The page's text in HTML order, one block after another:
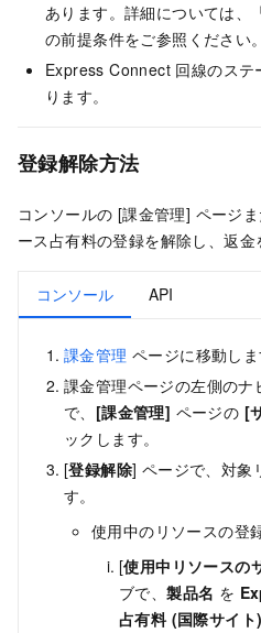
あります。詳細については、
の前提条件をご参照ください。
Express Connect 回線のス
ります。
登録解除方法
コンソールの [課金管理] ページ
ース占有料の登録を解除し、返金
コンソール API
課金管理 ページに移動しま
課金管理ページの左側のナ
で、 [課金管理] ページの [
ックします。
[登録解除] ページで、対象
す。
使用中のリソースの登
[使用中リソースの
ブで、製品名 を
占有料 (国際サイト)